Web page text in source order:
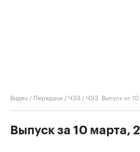
Видео / Передачи /ЧЭЗ /ЧЭЗ. Выпуск от
Выпуск за 10 марта,